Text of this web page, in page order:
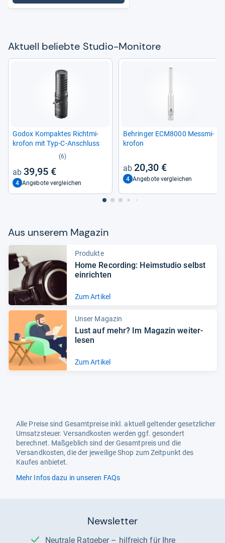
Aktu­ell beliebte Stu­dio-​Moni­tore
Godox Kom­pak­tes Richt­mi­
kro­fon mit Typ-​C-​Anschluss
(6)
39,95 €
4 Angebote vergleichen
Beh­rin­ger ECM8000 Mess­mi­
kro­fon
20,30 €
4 Angebote vergleichen
Aus unse­rem Maga­zin
Produkte
Home Recor­ding: Heim­stu­dio selbst
ein­rich­ten
Zum Artikel
Unser Magazin
Lust auf mehr? Im Maga­zin wei­ter­
le­sen
Zum Artikel
Alle Preise sind Gesamtpreise inkl. aktuell geltender gesetzlicher
Umsatzsteuer. Versandkosten werden ggf. gesondert
berechnet. Maßgeblich sind der Gesamtpreis und die
Versandkosten, die der jeweilige Shop zum Zeitpunkt des
Kaufes anbietet.
Mehr Infos dazu in unseren FAQs
Newsletter
Neutrale Ratgeber – hilfreich für Ihre